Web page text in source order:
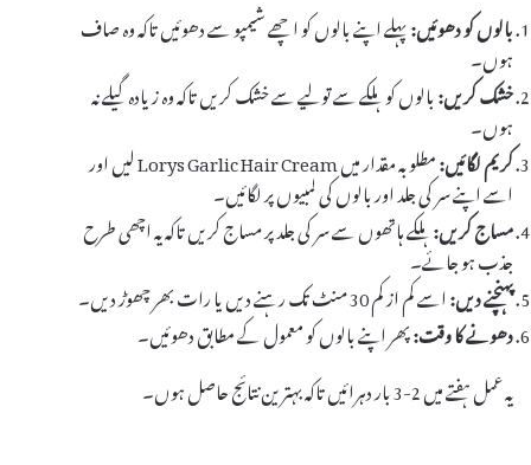
بالوں کو دھوئیں:پہلے اپنے بالوں کو اچھے شیمپو سے دھوئیں تاکہ وہ صاف
ہوں۔
خشک کریں:بالوں کو ہلکے سے تولیے سے خشک کریں تاکہ وہ زیادہ گیلے نہ
ہوں۔
کریم لگائیں:
مطلوبہ مقدار میں Lorys Garlic Hair Cream لیں اور
اسے اپنے سر کی جلد اور بالوں کی لمبیوں پر لگائیں۔
مساج کریں:ہلکے ہاتھوں سے سر کی جلد پر مساج کریں تاکہ یہ اچھی طرح
جذب ہو جائے۔
پہنچنے دیں:اسے کم از کم 30 منٹ تک رہنے دیں یا رات بھر چھوڑ دیں۔
دھونے کا وقت:پھر اپنے بالوں کو معمول کے مطابق دھوئیں۔
یہ عمل ہفتے میں 2-3 بار دہرائیں تاکہ بہترین نتائج حاصل ہوں۔